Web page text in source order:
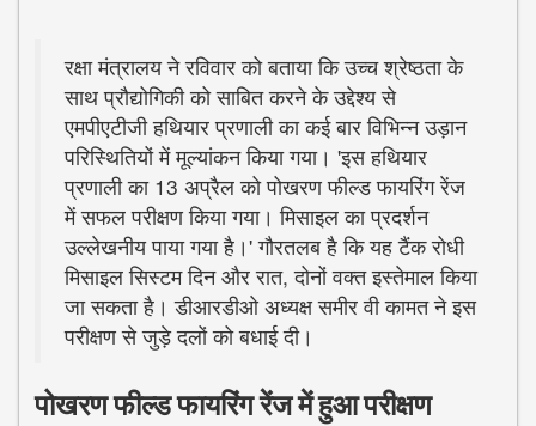
रक्षा मंत्रालय ने रविवार को बताया कि उच्च श्रेष्ठता के
साथ प्रौद्योगिकी को साबित करने के उद्देश्य से
एमपीएटीजी हथियार प्रणाली का कई बार विभिन्न उड़ान
परिस्थितियों में मूल्यांकन किया गया। 'इस हथियार
प्रणाली का 13 अप्रैल को पोखरण फील्ड फायरिंग रेंज
में सफल परीक्षण किया गया। मिसाइल का प्रदर्शन
उल्लेखनीय पाया गया है।' गौरतलब है कि यह टैंक रोधी
मिसाइल सिस्टम दिन और रात, दोनों वक्त इस्तेमाल किया
जा सकता है। डीआरडीओ अध्यक्ष समीर वी कामत ने इस
परीक्षण से जुड़े दलों को बधाई दी।
पोखरण फील्ड फायरिंग रेंज में हुआ परीक्षण